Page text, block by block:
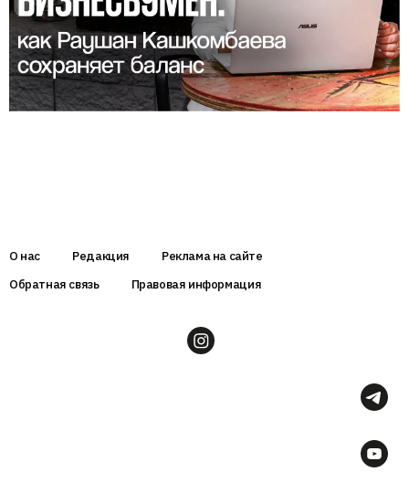
О нас Редакция
Реклама на сайте
Обратная связь
Правовая информация